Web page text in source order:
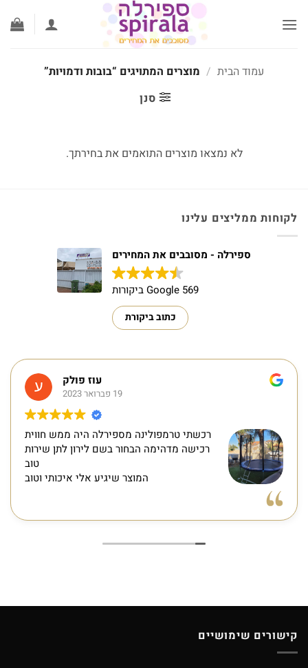
לתוכן
עמוד הבית / מוצרים המתויגים “בובות ודמויות”
סנן
לא נמצאו מוצרים התואמים את בחירתך.
לקוחות ממליצים עלינו
ספירלה - מסובבים את המחירים
569 Google ביקורות
כתוב ביקורת
עוז פולק
19 פברואר 2023
רכשתי טרמפולינה מספירלה היה ממש חווית
רכישה מדהימה הבחור בשם לירון לתן שירות
טוב
המוצר שיגיע אלי איכותי וטוב
קישורים שימושיים